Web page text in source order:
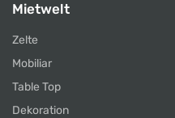
Mietwelt
Zelte
Mobiliar
Table Top
Dekoration